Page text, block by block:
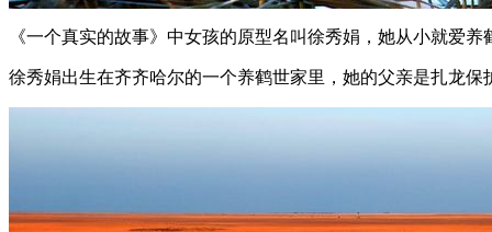
《一个真实的故事》中女孩的原型名叫徐秀娟，她从小就爱
徐秀娟出生在齐齐哈尔的一个养鹤世家里，她的父亲是扎龙